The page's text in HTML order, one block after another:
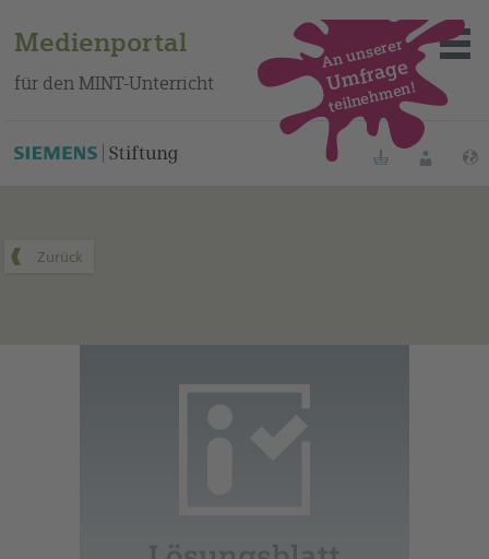
Medienportal
für den MINT-Unterricht
Über das Portal
Merklisten
An unserer
Umfrage
teilnehmen!
Dieses Medium finden Sie auf unserem spanischen